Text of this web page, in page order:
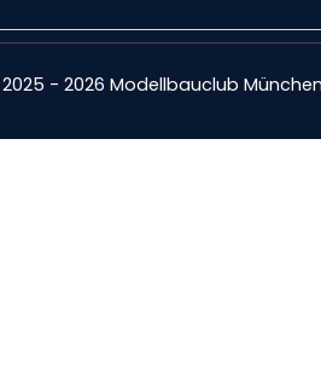
- 2026 Modellbauclub